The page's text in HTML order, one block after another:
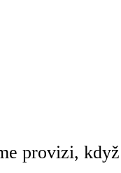
provizi,